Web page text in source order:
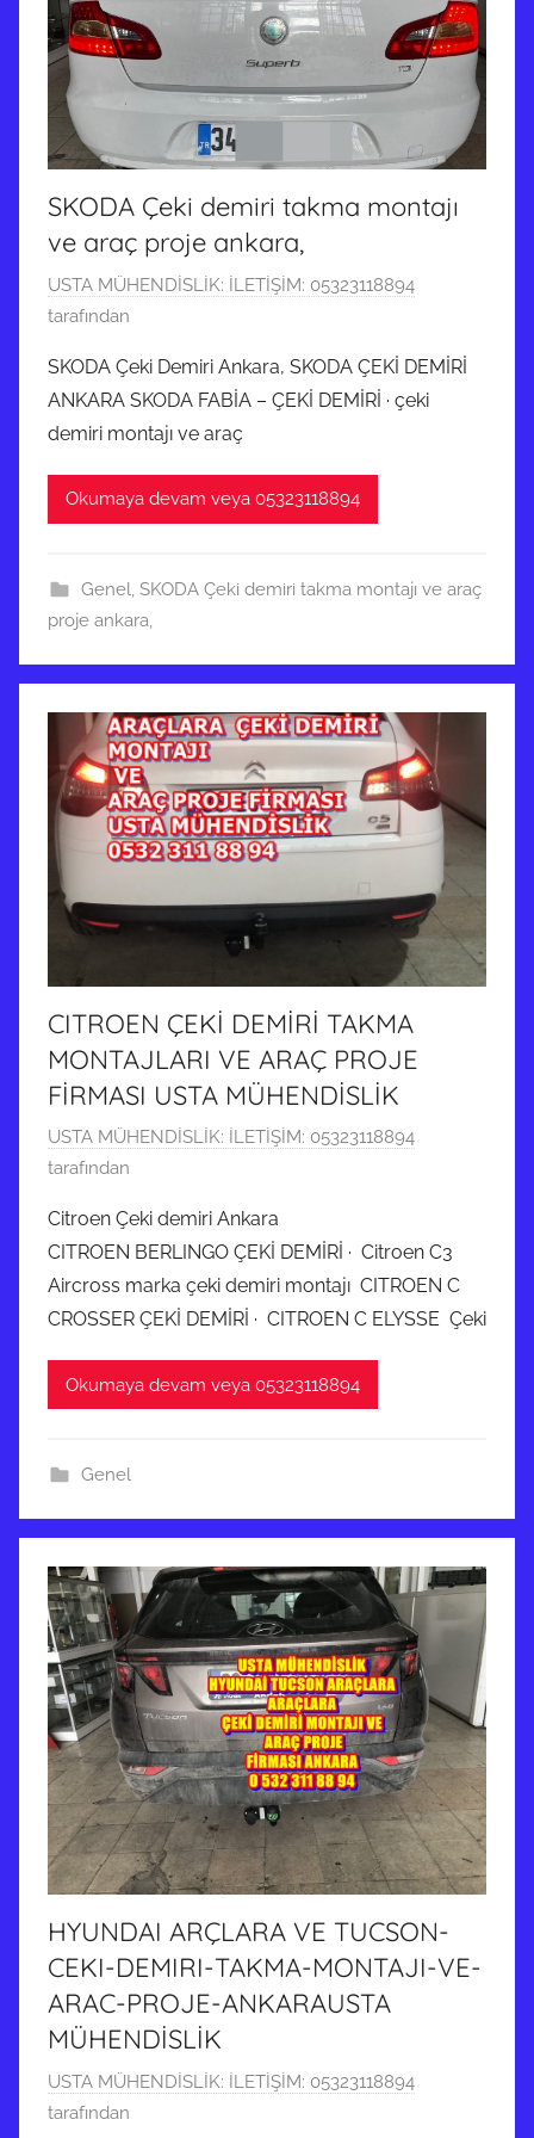
d
e
ö
n
d
e
r
l
i
ş
SKODA Çeki demiri takma montajı
ve araç proje ankara,
2
7
i
s
a
n
5
t
r
i
n
e
e
r
i
m
ş
USTA MÜHENDİSLİK: İLETİŞİM: 05323118894
tarafından
SKODA Çeki Demiri Ankara, SKODA ÇEKİ DEMİRİ
ANKARA SKODA FABİA – ÇEKİ DEMİRİ · çeki
demiri montajı ve araç
Okumaya devam veya 05323118894
Genel, SKODA Çeki demiri takma montajı ve araç
proje ankara,
CITROEN ÇEKİ DEMİRİ TAKMA
MONTAJLARI VE ARAÇ PROJE
FİRMASI USTA MÜHENDİSLİK
2
7
i
s
a
n
2
t
r
i
h
i
n
d
e
g
ö
n
d
e
i
l
m
i
USTA MÜHENDİSLİK: İLETİŞİM: 05323118894
tarafından
Citroen Çeki demiri Ankara
CITROEN BERLINGO ÇEKİ DEMİRİ · Citroen C3
Aircross marka çeki demiri montajı CITROEN C
CROSSER ÇEKİ DEMİRİ · CITROEN C ELYSSE Çeki
Okumaya devam veya 05323118894
Genel
HYUNDAI ARÇLARA VE TUCSON-
CEKI-DEMIRI-TAKMA-MONTAJI-VE-
ARAC-PROJE-ANKARAUSTA
MÜHENDİSLİK
2
6
USTA MÜHENDİSLİK: İLETİŞİM: 05323118894
tarafından